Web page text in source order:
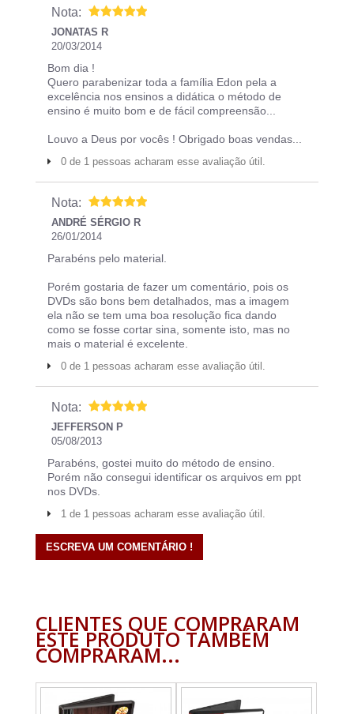
Nota:
JONATAS R
20/03/2014
Bom dia !
Quero parabenizar toda a família Edon pela a
excelência nos ensinos a didática o método de
ensino é muito bom e de fácil compreensão...
Louvo a Deus por vocês ! Obrigado boas vendas...
0 de 1 pessoas acharam esse avaliação útil.
Nota:
ANDRÉ SÉRGIO R
26/01/2014
Parabéns pelo material.
Porém gostaria de fazer um comentário, pois os
DVDs são bons bem detalhados, mas a imagem
ela não se tem uma boa resolução fica dando
como se fosse cortar sina, somente isto, mas no
mais o material é excelente.
0 de 1 pessoas acharam esse avaliação útil.
Nota:
JEFFERSON P
05/08/2013
Parabéns, gostei muito do método de ensino.
Porém não consegui identificar os arquivos em ppt
nos DVDs.
1 de 1 pessoas acharam esse avaliação útil.
ESCREVA UM COMENTÁRIO !
CLIENTES QUE COMPRARAM
ESTE PRODUTO TAMBÉM
COMPRARAM...